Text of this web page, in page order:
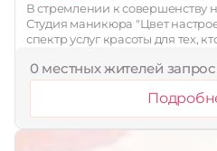
В стремлении к совершенству
Студия маникюра "Цвет
спектр услуг красоты для тех,
0 местных жителей